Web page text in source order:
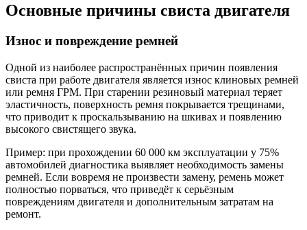
Основные причины свиста двигателя
Износ и повреждение ремней
Одной из наиболее распространённых причин появления
свиста при работе двигателя является износ клиновых ремней
или ремня ГРМ. При старении резиновый материал теряет
эластичность, поверхность ремня покрывается трещинами,
что приводит к проскальзыванию на шкивах и появлению
высокого свистящего звука.
Пример: при прохождении 60 000 км эксплуатации у 75%
автомобилей диагностика выявляет необходимость замены
ремней. Если вовремя не произвести замену, ремень может
полностью порваться, что приведёт к серьёзным
повреждениям двигателя и дополнительным затратам на
ремонт.